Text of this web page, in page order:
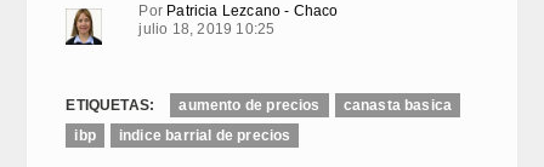
Por Patricia Lezcano - Chaco
julio 18, 2019 10:25
ETIQUETAS: aumento de precios
canasta basica
ibp
indice barrial de precios